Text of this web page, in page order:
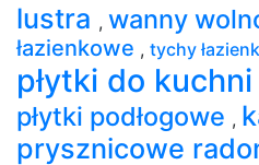
lustra , wanny
łazienkowe , tychy
płytki do kuchni
płytki podłogowe ,
prysznicowe